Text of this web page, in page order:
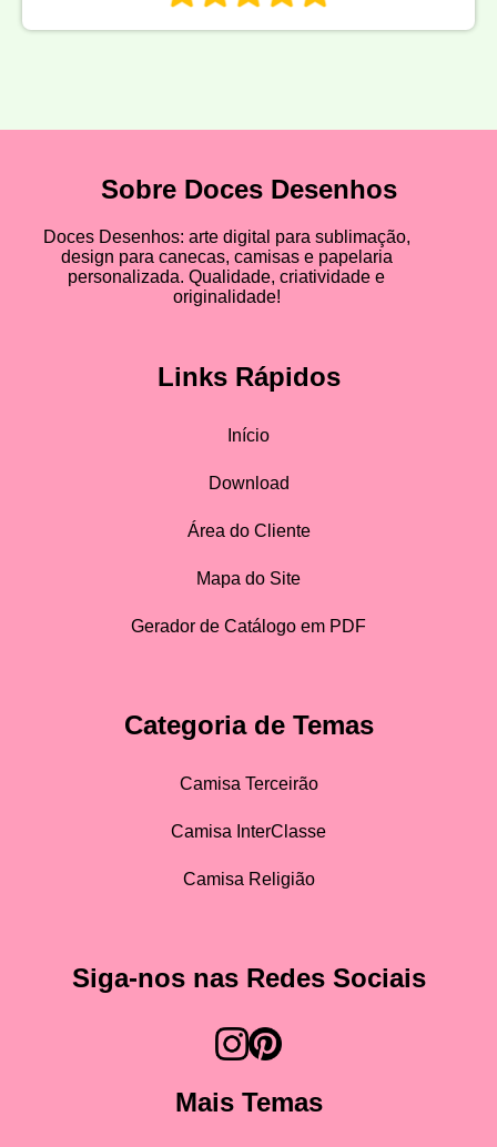
Sobre Doces Desenhos
Doces Desenhos: arte digital para sublimação,
design para canecas, camisas e papelaria
personalizada. Qualidade, criatividade e
originalidade!
Links Rápidos
Início
Download
Área do Cliente
Mapa do Site
Gerador de Catálogo em PDF
Categoria de Temas
Camisa Terceirão
Camisa InterClasse
Camisa Religião
Siga-nos nas Redes Sociais
Mais Temas